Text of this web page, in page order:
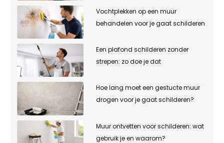
Vochtplekken op een muur
behandelen voor je gaat schilderen
Een plafond schilderen zonder
strepen: zo doe je dat
Hoe lang moet een gestucte muur
drogen voor je gaat schilderen?
Muur ontvetten voor schilderen: wat
gebruik je en waarom?